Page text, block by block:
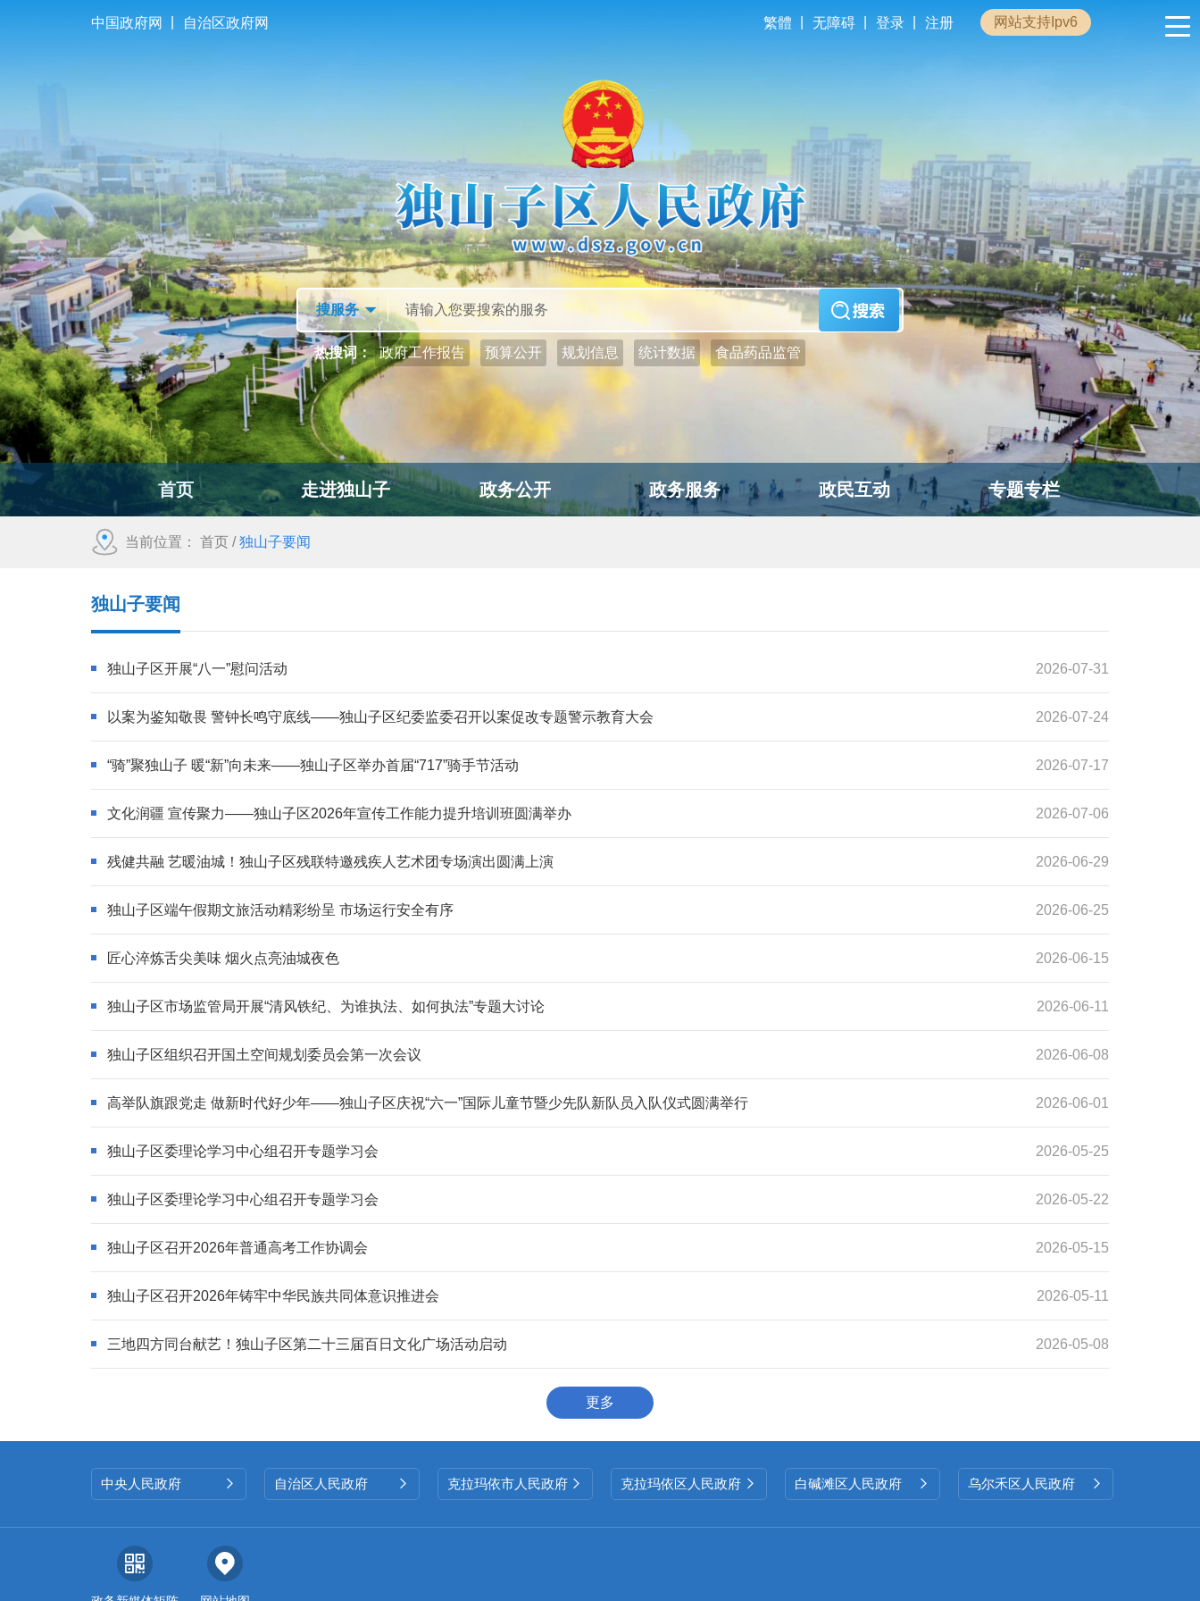
中国政府网 自治区政府网 繁體 无障碍 登录 注册 网站支持Ipv6
热搜词： 政府工作报告 预算公开 规划信息 统计数据 食品药品监管
首页 走进独山子 政务公开 政务服务 政民互动 专题专栏
首页 政民互动 专题专栏
当前位置： 首页 /独山子要闻
独山子要闻
独山子区开展“八一”慰问活动 2026-07-31
以案为鉴知敬畏 警钟长鸣守底线——独山子区纪委监委召开以案促改专题警示教育大会 2026-07-24
“骑”聚独山子 暖“新”向未来——独山子区举办首届“717”骑手节活动 2026-07-17
文化润疆 宣传聚力——独山子区2026年宣传工作能力提升培训班圆满举办 2026-07-06
残健共融 艺暖油城！独山子区残联特邀残疾人艺术团专场演出圆满上演 2026-06-29
独山子区端午假期文旅活动精彩纷呈 市场运行安全有序 2026-06-25
匠心淬炼舌尖美味 烟火点亮油城夜色 2026-06-15
独山子区市场监管局开展“清风铁纪、为谁执法、如何执法”专题大讨论 2026-06-11
独山子区组织召开国土空间规划委员会第一次会议 2026-06-08
高举队旗跟党走 做新时代好少年——独山子区庆祝“六一”国际儿童节暨少先队新队员入队仪式圆满举行 2026-06-01
独山子区委理论学习中心组召开专题学习会 2026-05-25
独山子区委理论学习中心组召开专题学习会 2026-05-22
独山子区召开2026年普通高考工作协调会 2026-05-15
独山子区召开2026年铸牢中华民族共同体意识推进会 2026-05-11
三地四方同台献艺！独山子区第二十三届百日文化广场活动启动 2026-05-08
更多
中央人民政府  自治区人民政府  克拉玛依市人民政府  克拉玛依区人民政府  白碱滩区人民政府  乌尔禾区人民政府 